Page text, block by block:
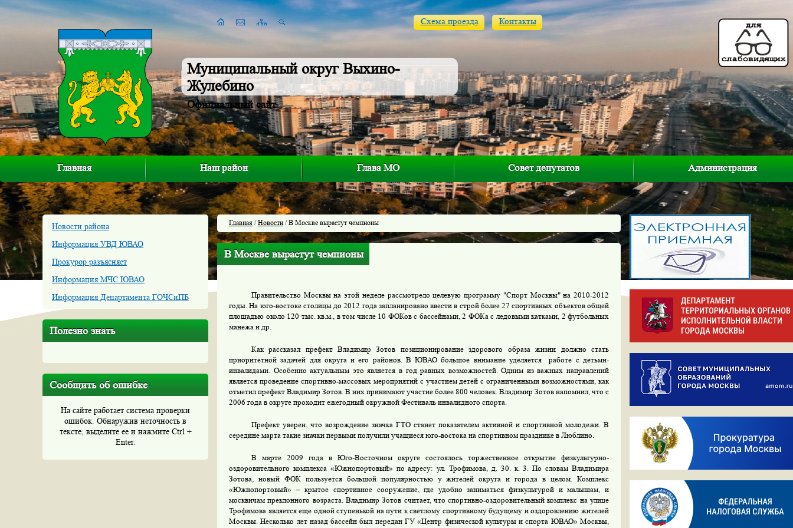
Муниципальный округ Выхино-
Жулебино
Официальный сайт
Схема проезда Контакты
Главная Наш район Глава МО Совет депутатов Администрация
Новости района
Информация УВД ЮВАО
Прокурор разъясняет
Информация МЧС ЮВАО
Информация Департамента ГОЧСиПБ
Полезно знать
Сообщить об ошибке
На сайте работает система проверки
ошибок. Обнаружив неточность в
тексте, выделите ее и нажмите Ctrl +
Enter.
Главная /Новости/ В Москве вырастут чемпионы
В Москве вырастут чемпионы
Правительство Москвы на этой неделе рассмотрело целевую программу "Спорт Москвы" на 2010-2012
годы. На юго-востоке столицы до 2012 года запланировано ввести в строй более 27 спортивных объектов общей
площадью около 120 тыс. кв.м., в том числе 10 ФОКов с бассейнами, 2 ФОКа с ледовыми катками, 2 футбольных
манежа и др.
Как рассказал префект Владимир Зотов позиционирование здорового образа жизни должно стать
приоритетной задачей для округа и его районов. В ЮВАО большое внимание уделяется
работе с детьми-
инвалидами. Особенно актуальным это является в год равных возможностей. Одним из важных направлений
является проведение спортивно-массовых мероприятий с участием детей с ограниченными возможностями, как
отметил префект Владимир Зотов. В них принимают участие более 800 человек. Владимир Зотов напомнил, что с
2006 года в округе проходит ежегодный окружной Фестиваль инвалидного спорта.
Префект уверен, что возрождение значка ГТО станет показателем активной и спортивной молодежи. В
середине марта такие значки первыми получили учащиеся юго-востока на спортивном празднике в Люблино.
В марте 2009 года в Юго-Восточном округе состоялось торжественное открытие физкультурно-
оздоровительного комплекса «Южнопортовый» по адресу: ул. Трофимова, д. 30. к. 3. По словам Владимира
Зотова, новый ФОК пользуется большой популярностью у жителей округа и города в целом. Комплекс
«Южнопортовый» – крытое спортивное сооружение, где удобно заниматься физкультурой и малышам, и
москвичам преклонного возраста. Владимир Зотов считает, что спортивно-оздоровительный комплекс на улице
Трофимова является еще одной ступенькой на пути к светлому спортивному будущему и оздоровлению жителей
Москвы. Несколько лет назад бассейн был передан ГУ «Центр физической культуры и спорта ЮВАО» Москвы,